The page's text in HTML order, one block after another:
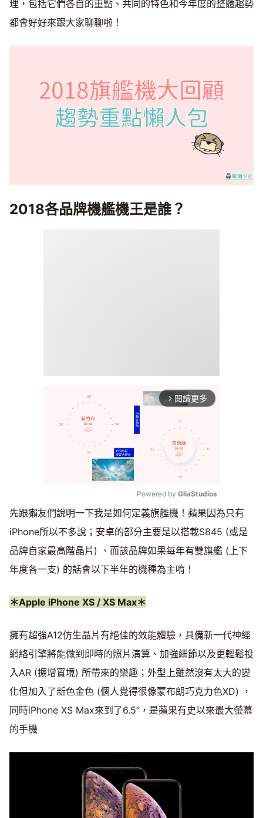
理，包括它們各自的重點、共同的特色和今年度的整體趨勢
都會好好來跟大家聊聊啦！
2018各品牌機艦機王是誰？
arrow_forward_ios 閱讀更多
Mute
Powered by GliaStudios
先跟獺友們說明一下我是如何定義旗艦機！蘋果因為只有
iPhone所以不多說；安卓的部分主要是以搭載S845 (或是
品牌自家最高階晶片) 、而該品牌如果每年有雙旗艦 (上下
年度各一支) 的話會以下半年的機種為主唷！
＊Apple iPhone XS / XS Max＊
擁有超強A12仿生晶片有絕佳的效能體驗，具備新一代神經
網絡引擎將能做到即時的照片演算、加強細節以及更輕鬆投
入AR (擴增實境) 所帶來的樂趣；外型上雖然沒有太大的變
化但加入了新色金色 (個人覺得很像蒙布朗巧克力色XD) ，
同時iPhone XS Max來到了6.5”，是蘋果有史以來最大螢幕
的手機